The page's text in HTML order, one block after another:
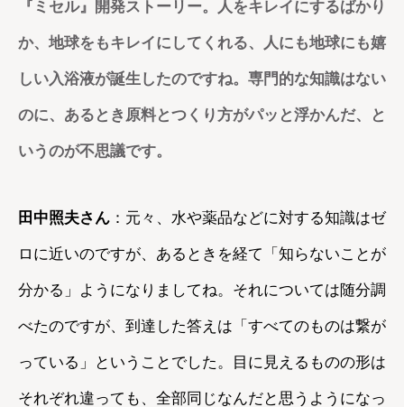
『ミセル』開発ストーリー。人をキレイにするばかり
か、地球をもキレイにしてくれる、人にも地球にも嬉
しい入浴液が誕生したのですね。専門的な知識はない
のに、あるとき原料とつくり方がパッと浮かんだ、と
いうのが不思議です。
田中照夫さん ：元々、水や薬品などに対する知識はゼ
ロに近いのですが、あるときを経て「知らないことが
分かる」ようになりましてね。それについては随分調
べたのですが、到達した答えは「すべてのものは繋が
っている」ということでした。目に見えるものの形は
それぞれ違っても、全部同じなんだと思うようになっ